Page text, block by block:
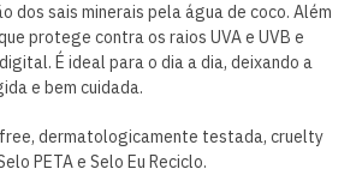
dos sais minerais pela água de coco. Além
protege contra os raios UVA e UVB e
É ideal para o dia a dia, deixando a
e bem cuidada.
dermatologicamente testada, cruelty
PETA e Selo Eu Reciclo.